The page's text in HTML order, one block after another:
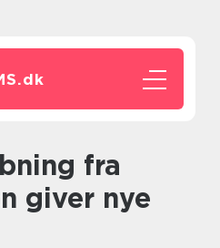
dk
giver nye